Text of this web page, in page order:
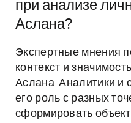
при анализе
Аслана?
Экспертные мнения
контекст и
Аслана. Аналитики и
его роль с разных
сформировать